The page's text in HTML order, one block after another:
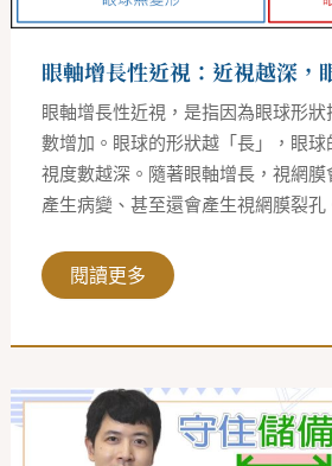
眼軸增長性近視：近視越深，
眼軸增長性近視，是指因為眼球形
數增加。眼球的形狀越「長」，眼
視度數越深。隨著眼軸增長，視網
產生病變、甚至還會產生視網膜裂孔
越
薄
閱讀更多
近
視
控
制，